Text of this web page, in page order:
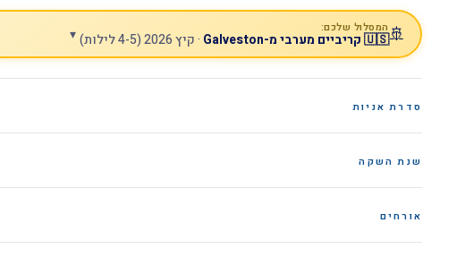
🚢המסלול שלכם:
🇺🇸 קריביים מערבי מ-Galveston · קיץ 2026 (4-5 לילות) ▾
סדרת אניות
שנת השקה
אורחים